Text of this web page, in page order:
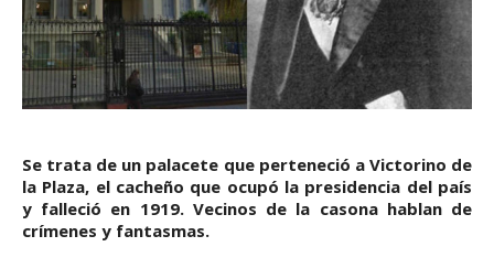
Se trata de un palacete que perteneció a Victorino de
la Plaza, el cacheño que ocupó la presidencia del país
y falleció en 1919. Vecinos de la casona hablan de
crímenes y fantasmas.